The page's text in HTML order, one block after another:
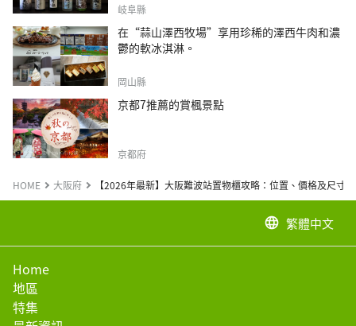
岐阜縣
在“蒜山澤西牧場”享用珍稀的澤西牛肉和濃
鬱的軟冰淇淋。
岡山縣
京都7推薦的賞楓景點
京都府
HOME 大阪府 【2026年最新】大阪難波站置物櫃攻略：位置、價格及尺寸
language 繁體中文
Home
地區
特集